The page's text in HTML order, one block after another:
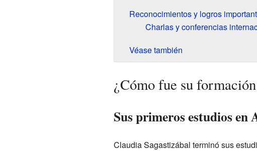
Reconocimientos y logros
Charlas y conferencias
Véase también
¿Cómo fue su
Sus primeros estudios
Claudia Sagastizábal terminó sus